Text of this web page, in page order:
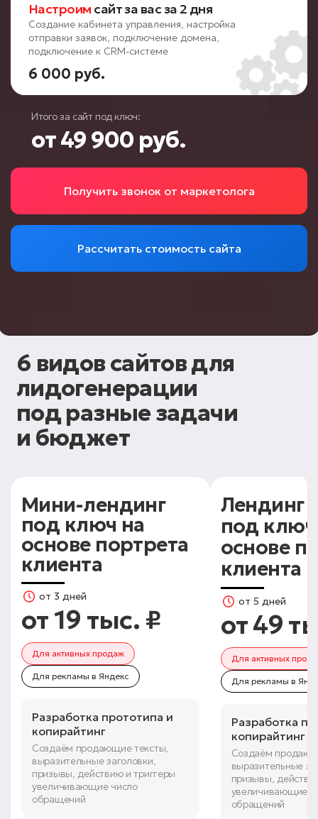
Настроим сайт за вас за 2 дня
Создание кабинета управления, настройка
отправки заявок, подключение домена,
подключение к CRM-системе
6 000 руб.
Итого за сайт под ключ:
от 49 900 руб.
Получить звонок от маркетолога
Рассчитать стоимость сайта
6 видов сайтов для
лидогенерации
под разные задачи
и бюджет
Мини-лендинг
под ключ на
основе портрета
клиента
от 3 дней
от 19 тыс. ₽
Для активных продаж
Для рекламы в Яндекс
Разработка прототипа и
копирайтинг
Создаём продающие тексты,
выразительные заголовки,
призывы, действию и триггеры
увеличивающие число
обращений
Лендинг
под
основе
клиента
от 5 дней
от 49
Для активных
Для рекламы в
Разработка
копирайтинг
Создаём
выразительные
призывы,
увеличивающие
обращений